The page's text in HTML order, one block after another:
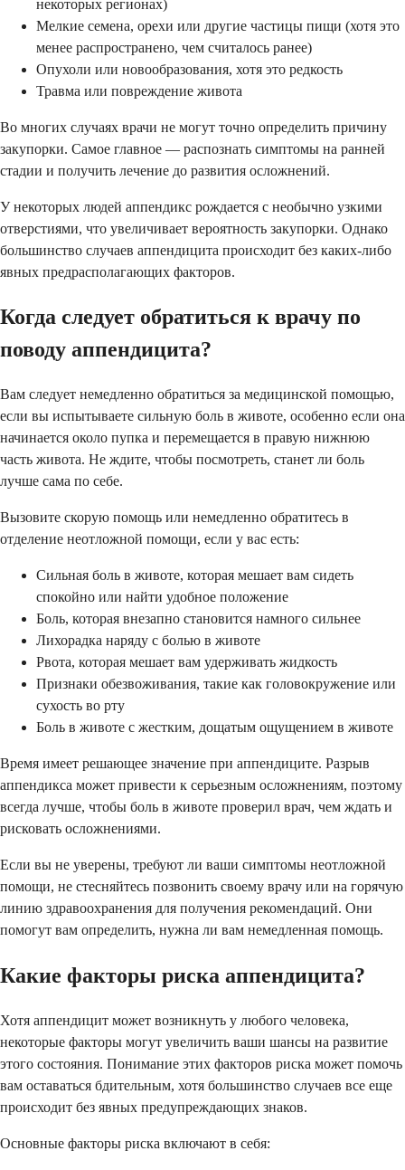
некоторых регионах)
Мелкие семена, орехи или другие частицы пищи (хотя это
менее распространено, чем считалось ранее)
Опухоли или новообразования, хотя это редкость
Травма или повреждение живота
Во многих случаях врачи не могут точно определить причину
закупорки. Самое главное — распознать симптомы на ранней
стадии и получить лечение до развития осложнений.
У некоторых людей аппендикс рождается с необычно узкими
отверстиями, что увеличивает вероятность закупорки. Однако
большинство случаев аппендицита происходит без каких-либо
явных предрасполагающих факторов.
Когда следует обратиться к врачу по
поводу аппендицита?
Вам следует немедленно обратиться за медицинской помощью,
если вы испытываете сильную боль в животе, особенно если она
начинается около пупка и перемещается в правую нижнюю
часть живота. Не ждите, чтобы посмотреть, станет ли боль
лучше сама по себе.
Вызовите скорую помощь или немедленно обратитесь в
отделение неотложной помощи, если у вас есть:
Сильная боль в животе, которая мешает вам сидеть
спокойно или найти удобное положение
Боль, которая внезапно становится намного сильнее
Лихорадка наряду с болью в животе
Рвота, которая мешает вам удерживать жидкость
Признаки обезвоживания, такие как головокружение или
сухость во рту
Боль в животе с жестким, дощатым ощущением в животе
Время имеет решающее значение при аппендиците. Разрыв
аппендикса может привести к серьезным осложнениям, поэтому
всегда лучше, чтобы боль в животе проверил врач, чем ждать и
рисковать осложнениями.
Если вы не уверены, требуют ли ваши симптомы неотложной
помощи, не стесняйтесь позвонить своему врачу или на горячую
линию здравоохранения для получения рекомендаций. Они
помогут вам определить, нужна ли вам немедленная помощь.
Какие факторы риска аппендицита?
Хотя аппендицит может возникнуть у любого человека,
некоторые факторы могут увеличить ваши шансы на развитие
этого состояния. Понимание этих факторов риска может помочь
вам оставаться бдительным, хотя большинство случаев все еще
происходит без явных предупреждающих знаков.
Основные факторы риска включают в себя: